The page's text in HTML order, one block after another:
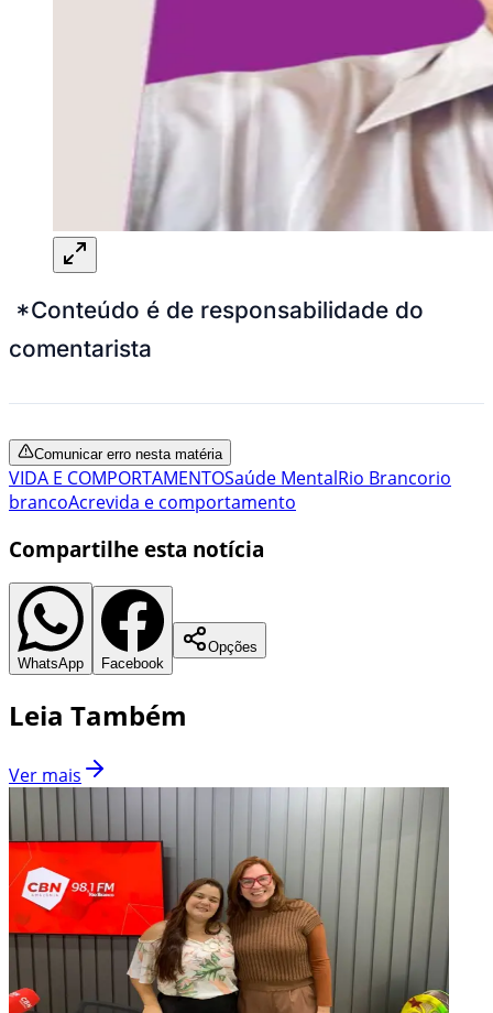
*Conteúdo é de responsabilidade do
comentarista
Comunicar erro nesta matéria
VIDA E COMPORTAMENTOSaúde MentalRio Brancorio
brancoAcrevida e comportamento
Compartilhe esta notícia
WhatsApp Facebook
Opções
Leia Também
Ver mais